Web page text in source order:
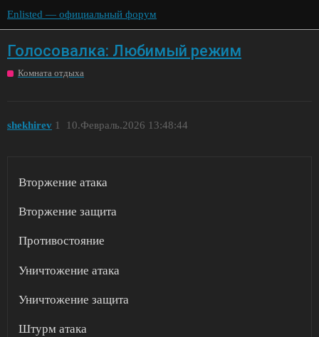
Enlisted — официальный форум
Голосовалка: Любимый режим
Комната отдыха
shekhirev 10.Февраль.2026 13:48:44
1
Вторжение атака
Вторжение защита
Противостояние
Уничтожение атака
Уничтожение защита
Штурм атака